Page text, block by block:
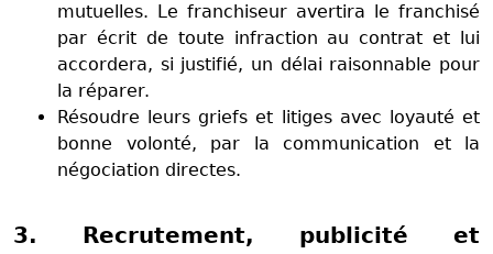
mutuelles. Le franchiseur avertira le franchisé
par écrit de toute infraction au contrat et lui
accordera, si justifié, un délai raisonnable pour
la réparer.
Résoudre leurs griefs et litiges avec loyauté et
bonne volonté, par la communication et la
négociation directes.
3. Recrutement, publicité et